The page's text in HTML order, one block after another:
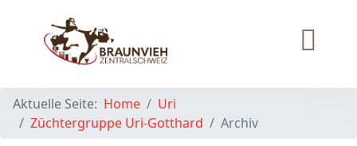
Aktuelle Seite: Home
Uri
Züchtergruppe Uri-Gotthard
Archiv